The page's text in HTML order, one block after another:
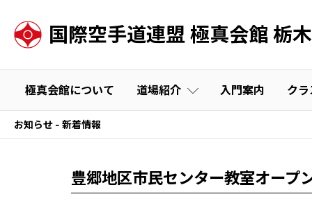
国際空手道連盟 極真会館 栃
極真会館について 道場紹介
宇都宮道場 雀宮道場
足利道場
入門案内 ク
幼年部・少年部 一般部
お知らせ - 新着情報
豊郷地区市民センター教室オープ